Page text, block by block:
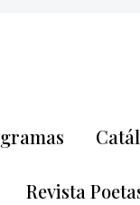
Revista